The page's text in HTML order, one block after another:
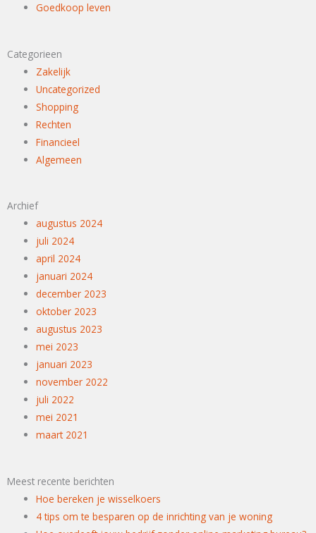
Goedkoop leven
Categorieen
Zakelijk
Uncategorized
Shopping
Rechten
Financieel
Algemeen
Archief
augustus 2024
juli 2024
april 2024
januari 2024
december 2023
oktober 2023
augustus 2023
mei 2023
januari 2023
november 2022
juli 2022
mei 2021
maart 2021
Meest recente berichten
Hoe bereken je wisselkoers
4 tips om te besparen op de inrichting van je woning